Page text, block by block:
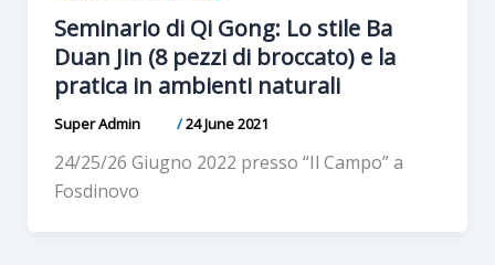
Seminario di Qi Gong: Lo stile Ba
Duan Jin (8 pezzi di broccato) e la
pratica in ambienti naturali
Super Admin /24 June 2021
24/25/26 Giugno 2022 presso “Il Campo” a
Fosdinovo